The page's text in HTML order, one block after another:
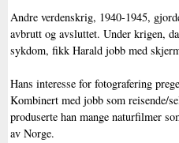
Andre verdenskrig, 1940-1945,
avbrutt og avsluttet. Under krigen,
sykdom, fikk Harald jobb med
Hans interesse for fotografering
Kombinert med jobb som reisende/
produserte han mange naturfilmer
av Norge.